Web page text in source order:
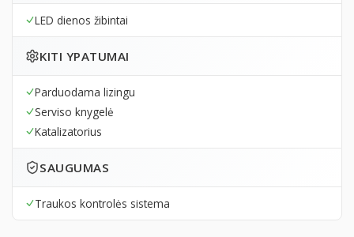
LED dienos žibintai
KITI YPATUMAI
Parduodama lizingu
Serviso knygelė
Katalizatorius
SAUGUMAS
Traukos kontrolės sistema